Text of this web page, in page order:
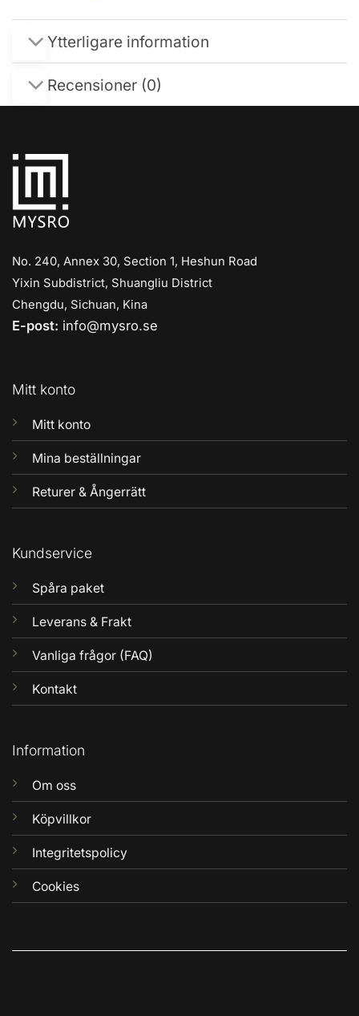
Ytterligare information
Recensioner (0)
No. 240, Annex 30, Section 1, Heshun Road
Yixin Subdistrict, Shuangliu District
Chengdu, Sichuan, Kina
E-post: info@mysro.se
Mitt konto
Mitt konto
Mina beställningar
Returer & Ångerrätt
Kundservice
Spåra paket
Leverans & Frakt
Vanliga frågor (FAQ)
Kontakt
Information
Om oss
Köpvillkor
Integritetspolicy
Cookies